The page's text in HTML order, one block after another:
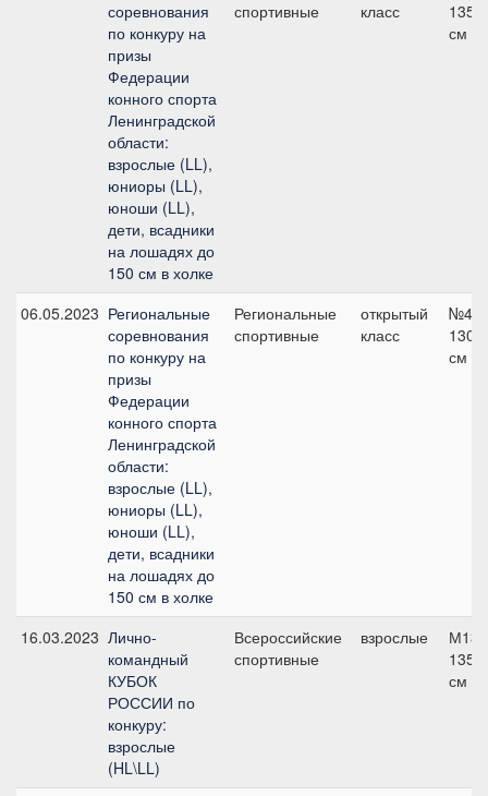
соревнования
по конкуру на
призы
Федерации
конного спорта
Ленинградской
области:
взрослые (LL),
юниоры (LL),
юноши (LL),
дети, всадники
на лошадях до
150 см в холке
спортивные класс
135
см
06.05.2023 Региональные
соревнования
по конкуру на
призы
Федерации
конного спорта
Ленинградской
области:
взрослые (LL),
юниоры (LL),
юноши (LL),
дети, всадники
на лошадях до
150 см в холке
Региональные
спортивные
открытый
класс
№4,
130
см
16.03.2023 Лично-
командный
КУБОК
РОССИИ по
конкуру:
взрослые
(HL\LL)
Всероссийские
спортивные
взрослые
135
см